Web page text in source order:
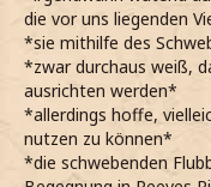
die vor uns liegenden
*sie mithilfe des
*zwar durchaus weiß,
ausrichten werden*
*allerdings hoffe,
nutzen zu können*
*die schwebenden